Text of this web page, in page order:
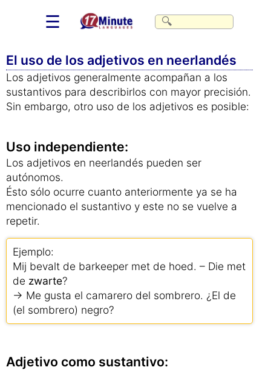
☰
El uso de los adjetivos en neerlandés
Los adjetivos generalmente acompañan a los
sustantivos para describirlos con mayor precisión.
Sin embargo, otro uso de los adjetivos es posible:
Uso independiente:
Los adjetivos en neerlandés pueden ser
autónomos.
Ésto sólo ocurre cuanto anteriormente ya se ha
mencionado el sustantivo y este no se vuelve a
repetir.
Ejemplo:
Mij bevalt de barkeeper met de hoed. – Die met
de zwarte?
→ Me gusta el camarero del sombrero. ¿El de
(el sombrero) negro?
Adjetivo como sustantivo: